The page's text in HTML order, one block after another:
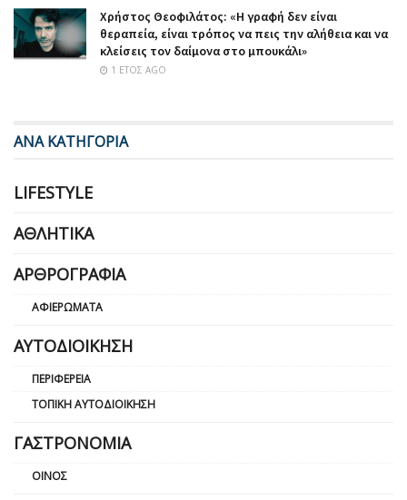
Χρήστος Θεοφιλάτος: «Η γραφή δεν είναι
θεραπεία, είναι τρόπος να πεις την αλήθεια και να
κλείσεις τον δαίμονα στο μπουκάλι»
1 ΈΤΟΣ AGO
ΑΝΑ ΚΑΤΗΓΟΡΙΑ
LIFESTYLE
ΑΘΛΗΤΙΚΆ
ΑΡΘΡΟΓΡΑΦΊΑ
ΑΦΙΕΡΏΜΑΤΑ
ΑΥΤΟΔΙΟΊΚΗΣΗ
ΠΕΡΙΦΈΡΕΙΑ
ΤΟΠΙΚΉ ΑΥΤΟΔΙΟΊΚΗΣΗ
ΓΑΣΤΡΟΝΟΜΊΑ
ΟΊΝΟΣ